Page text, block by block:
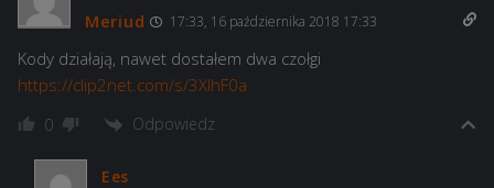
Meriud 17:33, 16 października 2018 17:33
Kody działają, nawet dostałem dwa czołgi
https://clip2net.com/s/3XlhF0a
0 Odpowiedz
Ees